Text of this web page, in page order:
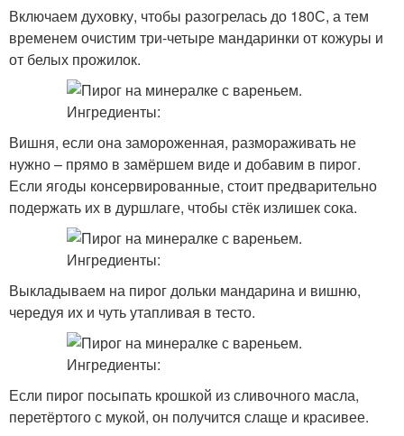
Включаем духовку, чтобы разогрелась до 180С, а тем
временем очистим три-четыре мандаринки от кожуры и
от белых прожилок.
Вишня, если она замороженная, размораживать не
нужно – прямо в замёршем виде и добавим в пирог.
Если ягоды консервированные, стоит предварительно
подержать их в дуршлаге, чтобы стёк излишек сока.
Выкладываем на пирог дольки мандарина и вишню,
чередуя их и чуть утапливая в тесто.
Если пирог посыпать крошкой из сливочного масла,
перетёртого с мукой, он получится слаще и красивее.